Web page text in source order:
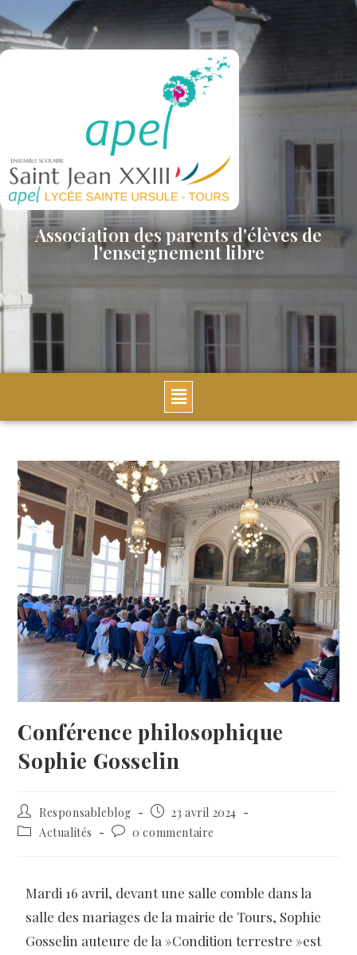
Association des parents d'élèves de
l'enseignement libre
Conférence philosophique
Sophie Gosselin
Responsableblog
23 avril 2024
Actualités
0 commentaire
Mardi 16 avril, devant une salle comble dans la
salle des mariages de la mairie de Tours, Sophie
Gosselin auteure de la »Condition terrestre »est